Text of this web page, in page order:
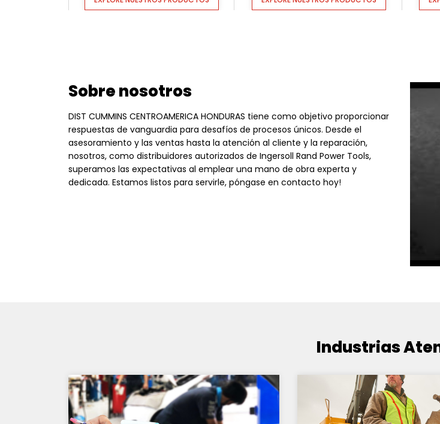
Sobre nosotros
DIST CUMMINS CENTROAMERICA HONDURAS tiene como objetivo proporcionar
respuestas de vanguardia para desafíos de procesos únicos. Desde el
asesoramiento y las ventas hasta la atención al cliente y la reparación,
nosotros, como distribuidores autorizados de Ingersoll Rand Power Tools,
superamos las expectativas al emplear una mano de obra experta y
dedicada. Estamos listos para servirle, póngase en contacto hoy!
Industrias